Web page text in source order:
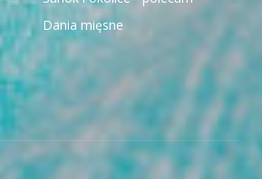
Dania mięsne